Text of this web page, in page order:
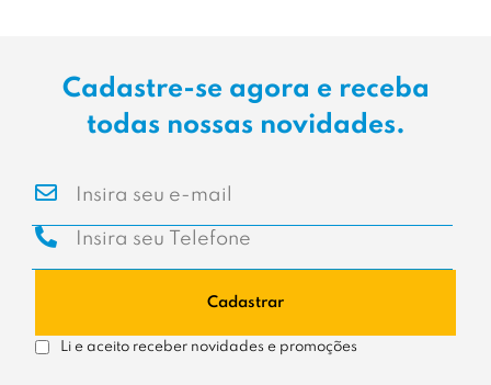
Cadastre-se agora e receba
todas nossas novidades.
Cadastrar
Li e aceito receber novidades e promoções